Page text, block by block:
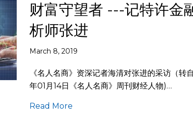
财富守望者 ---记特许金
析师张进
March 8, 2019
《名人名商》资深记者海清对张进的采访（转
年01月14日《名人名商》周刊财经人物)…
Read More